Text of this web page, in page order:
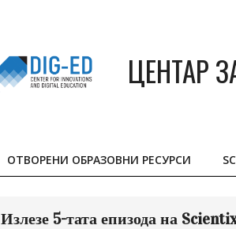
ЦЕНТАР
ОТВОРЕНИ ОБРАЗОВНИ РЕСУРСИ
Излезе 5-тата епизода на